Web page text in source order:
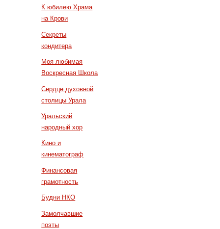
К юбилею Храма
на Крови
Секреты
кондитера
Моя любимая
Воскресная Школа
Сердце духовной
столицы Урала
Уральский
народный хор
Кино и
кинематограф
Финансовая
грамотность
Будни НКО
Замолчавшие
поэты